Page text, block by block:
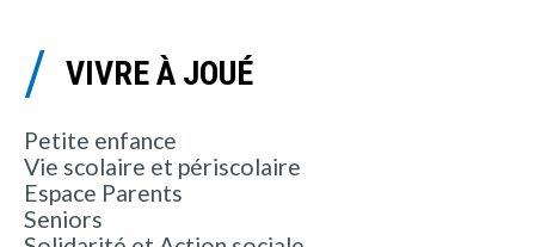
VIVRE À JOUÉ
Petite enfance
Vie scolaire et périscolaire
Espace Parents
Seniors